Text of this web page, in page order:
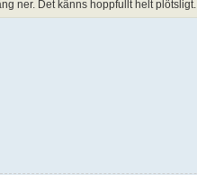
ner. Det känns hoppfullt helt plötsligt.